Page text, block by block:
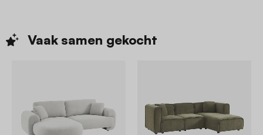
Vaak samen gekocht